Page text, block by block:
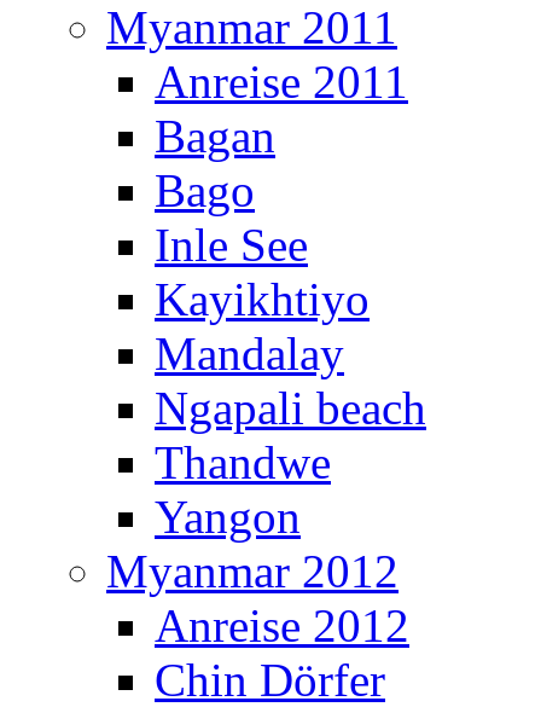
Myanmar 2011
Anreise 2011
Bagan
Bago
Inle See
Kayikhtiyo
Mandalay
Ngapali beach
Thandwe
Yangon
Myanmar 2012
Anreise 2012
Chin Dörfer